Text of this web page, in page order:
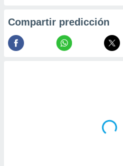
Compartir predicción